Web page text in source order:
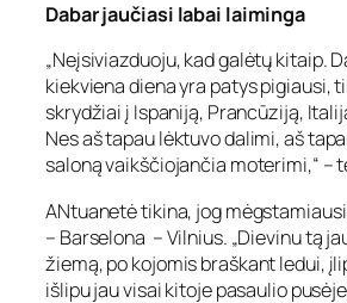
Dabar jaučiasi labai laiminga
„Neįsiviazduoju, kad galėtų kitaip.
kiekviena diena yra patys pigiausi,
skrydžiai į Ispaniją, Prancūziją,
Nes aš tapau lėktuvo dalimi, aš
saloną vaikščiojančia moterimi,“ –
ANtuanetė tikina, jog
– Barselona – Vilnius. „Dievinu tą
žiemą, po kojomis braškant ledui,
išlipu jau visai kitoje pasaulio